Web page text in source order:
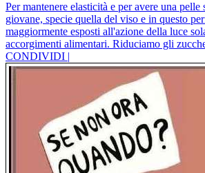
Per mantenere elasticità e per avere una pelle
giovane, specie quella del viso e in questo
maggiormente esposti all'azione della luce
accorgimenti alimentari. Riduciamo gli
CONDIVIDI |